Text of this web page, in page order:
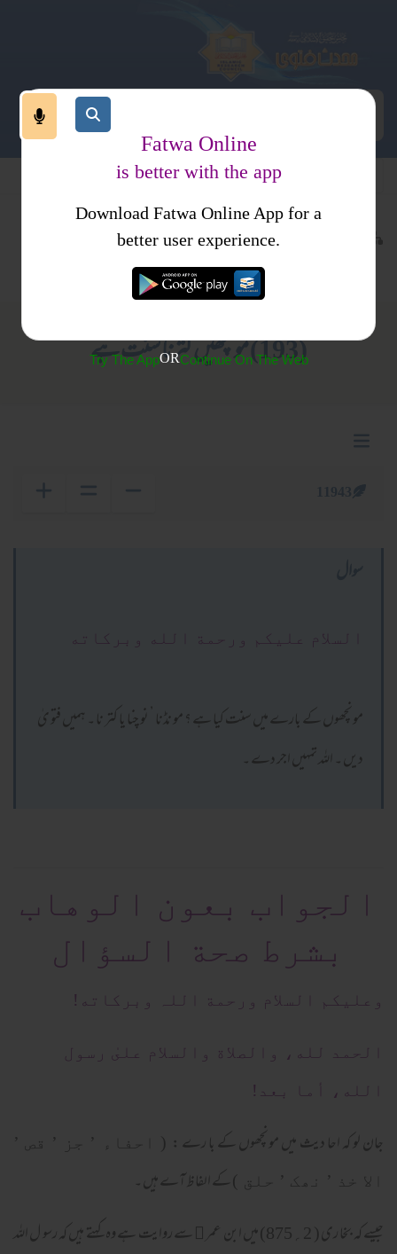
اسلام کا تصور تزکیہ نفس
اتباع سنت
کتب فتاوی
فتاویٰ الدین الخالص جلد 1
(193) مو نچھیں کترنا سنت ہے
السلام عليكم ورحمة الله وبركاته
مونچھوں کے بارے میں سنت کیا ہے ؟ مو نڈنا ’ نو چنا یا کتر نا ۔ ہمیں فتو یٰ
دیں ۔ اللہ تمہیں اجر دے ۔
الجواب بعون الوهاب
بشرط صحة السؤال
وعلیکم السلام ورحمة اللہ وبرکاته!
الحمد لله، والصلاة والسلام علىٰ رسول
الله، أما بعد!
جان لو کہ احا دیث میں مونچھوں کے با رے : ( احفاء ’ جز ’ قص ’
الا خذ ’ نھک ’ حلق ) کے الفا ظ آے ہیں ۔
جیسے کہ بخا ری ( 2؍875) میں ابن عمر
سے روایت ہے وہ کہتے ہیں کہ رسو ل اللہ
Fatwa Online
is better with the app
Download Fatwa Online App for a
better user experience.
Try The AppORContinue On The Web